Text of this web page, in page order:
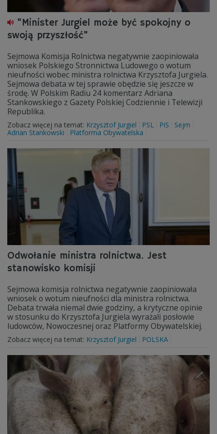
"Minister Jurgiel może być spokojny o
swoją przyszłość"
Sejmowa Komisja Rolnictwa negatywnie zaopiniowała
wniosek Polskiego Stronnictwa Ludowego o wotum
nieufności wobec ministra rolnictwa Krzysztofa Jurgiela.
Sejmowa debata w tej sprawie obędzie się jeszcze w
środę. W Polskim Radiu 24 komentarz Adriana
Stankowskiego z Gazety Polskiej Codziennie i Telewizji
Republika.
Zobacz więcej na temat: Krzysztof Jurgiel PSL PiS
Sejm
Adrian Stankowski
Platforma Obywatelska
Odwołanie ministra rolnictwa. Jest
stanowisko komisji
Sejmowa komisja rolnictwa negatywnie zaopiniowała
wniosek o wotum nieufności dla ministra rolnictwa.
Debata trwała niemal dwie godziny, a krytyczne opinie
w stosunku do Krzysztofa Jurgiela wyrażali posłowie
ludowców, Nowoczesnej oraz Platformy Obywatelskiej.
Zobacz więcej na temat: Krzysztof Jurgiel POLSKA